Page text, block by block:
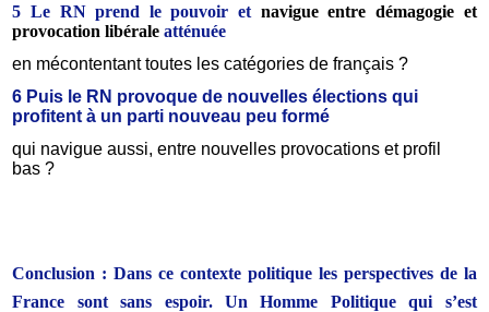
5 Le RN prend le pouvoir et navigue entre démagogie et
provocation libéraleatténuée
en mécontentant toutes les catégories de français ?
6 Puis le RN provoque de nouvelles élections qui
profitent à un parti nouveau peu formé
qui navigue aussi, entre nouvelles provocations et profil
bas ?
Conclusion : Dans ce contexte politique les perspectives de la
France sont sans espoir. Un Homme Politique qui s’est